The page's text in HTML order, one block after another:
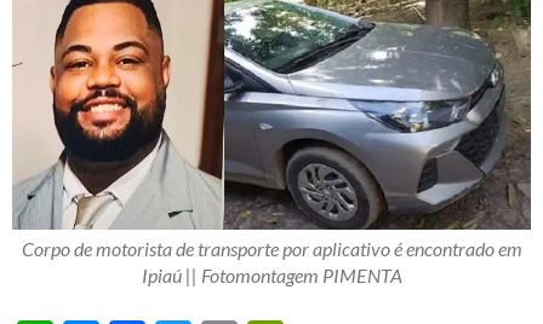
Corpo de motorista de transporte por aplicativo é encontrado em
Ipiaú || Fotomontagem PIMENTA